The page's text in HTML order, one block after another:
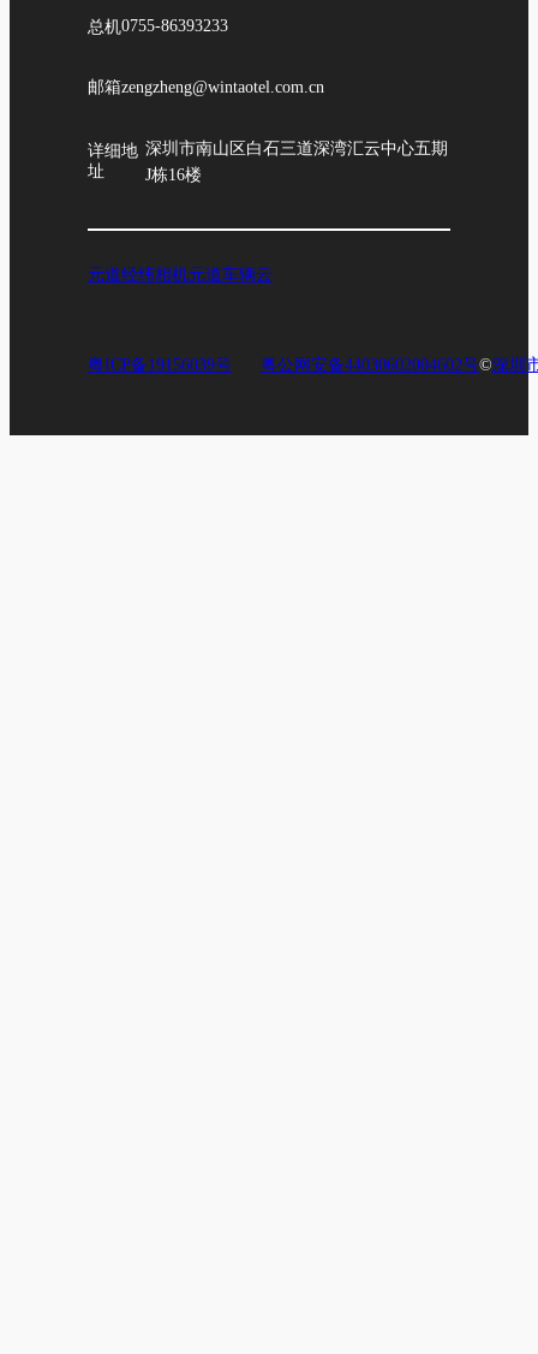
总机0755-86393233
邮箱zengzheng@wintaotel.com.cn
详细地
址
深圳市南山区白石三道深湾汇云中心五期
J栋16楼
元道经纬相机元道车辆云
粤ICP备19156039号 粤公网安备44030602004602号©深圳